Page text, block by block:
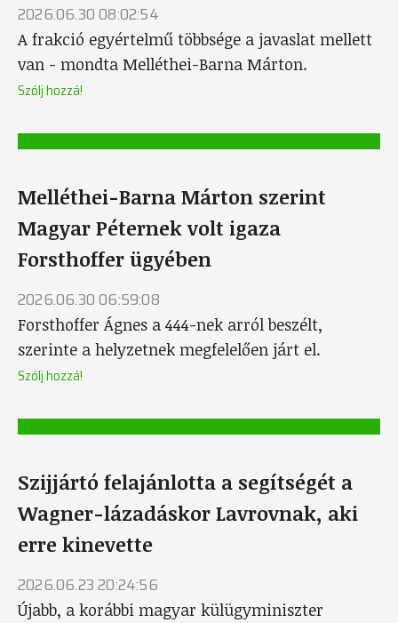
2026.06.30 08:02:54
A frakció egyértelmű többsége a javaslat mellett
van - mondta Melléthei-Barna Márton.
Szólj hozzá!
Melléthei-Barna Márton szerint
Magyar Péternek volt igaza
Forsthoffer ügyében
2026.06.30 06:59:08
Forsthoffer Ágnes a 444-nek arról beszélt,
szerinte a helyzetnek megfelelően járt el.
Szólj hozzá!
Szijjártó felajánlotta a segítségét a
Wagner-lázadáskor Lavrovnak, aki
erre kinevette
2026.06.23 20:24:56
Újabb, a korábbi magyar külügyminiszter